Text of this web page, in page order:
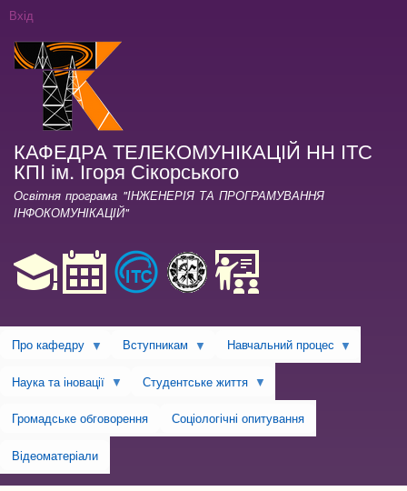
Вхід
КАФЕДРА ТЕЛЕКОМУНІКАЦІЙ НН ІТС
КПІ ім. Ігоря Сікорського
Освітня програма "ІНЖЕНЕРІЯ ТА ПРОГРАМУВАННЯ
ІНФОКОМУНІКАЦІЙ"
Про кафедру Вступникам Навчальний процес
Наука та іновації Студентське життя
Громадське обговорення Соціологічні опитування
Відеоматеріали